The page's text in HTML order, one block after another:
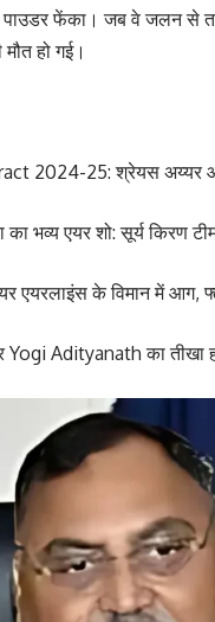
पाउडर फेंका। जब वे जलन से
हो गई।
2024-25: श्रेयस अय्यर और
का भव्य एयर शो: सूर्य किरण
एयरलाइंस के विमान में आग,
Adityanath का तीखा